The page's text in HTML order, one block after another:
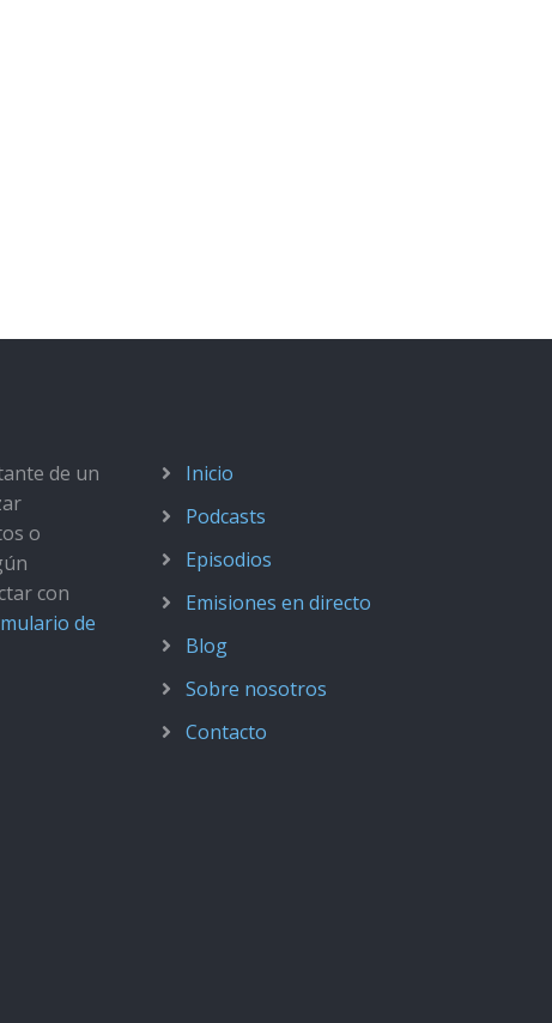
de un
o
con
de
Inicio
Podcasts
Episodios
Emisiones en directo
Blog
Sobre nosotros
Contacto